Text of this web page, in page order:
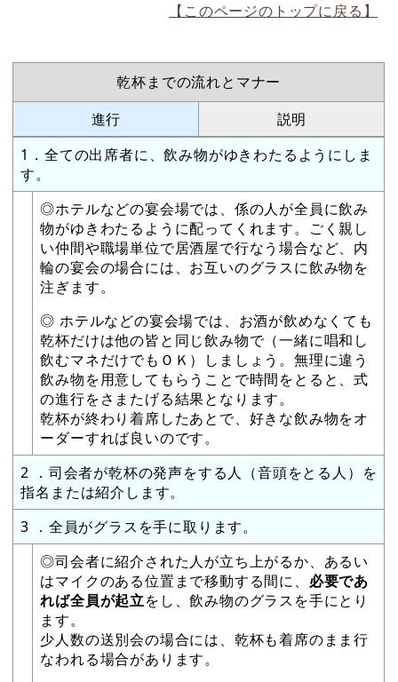
【このページのトップに戻る】
乾杯までの流れとマナー
進行
説明
1．全ての出席者に、飲み物がゆきわたるようにしま
す。
◎ホテルなどの宴会場では、係の人が全員に飲み
物がゆきわたるように配ってくれます。ごく親し
い仲間や職場単位で居酒屋で行なう場合など、内
輪の宴会の場合には、お互いのグラスに飲み物を
注ぎます。
◎ ホテルなどの宴会場では、お酒が飲めなくても
乾杯だけは他の皆と同じ飲み物で（一緒に唱和し
飲むマネだけでもＯＫ）しましょう。無理に違う
飲み物を用意してもらうことで時間をとると、式
の進行をさまたげる結果となります。
乾杯が終わり着席したあとで、好きな飲み物をオ
ーダーすれば良いのです。
2 ．司会者が乾杯の発声をする人（音頭をとる人）を
指名または紹介します。
3 ．全員がグラスを手に取ります。
◎司会者に紹介された人が立ち上がるか、あるい
はマイクのある位置まで移動する間に、 必要であ
れば全員が起立をし、飲み物のグラスを手にとり
ます。
少人数の送別会の場合には、乾杯も着席のまま行
なわれる場合があります。